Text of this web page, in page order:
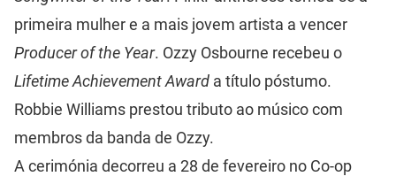
primeira mulher e a mais jovem artista a vencer
Producer of the Year. Ozzy Osbourne recebeu o
Lifetime Achievement Award a título póstumo.
Robbie Williams prestou tributo ao músico com
membros da banda de Ozzy.
A cerimónia decorreu a 28 de fevereiro no Co-op